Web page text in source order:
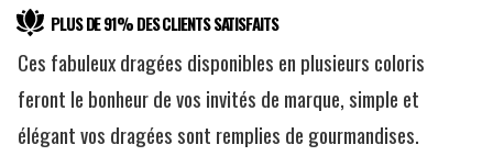
PLUS DE 91% DES CLIENTS SATISFAITS
Ces fabuleux dragées disponibles en plusieurs coloris
feront le bonheur de vos invités de marque, simple et
élégant vos dragées sont remplies de gourmandises.